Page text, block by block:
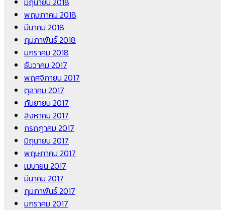
พฤษภาคม 2018
มีนาคม 2018
กุมภาพันธ์ 2018
มกราคม 2018
ธันวาคม 2017
พฤศจิกายน 2017
ตุลาคม 2017
กันยายน 2017
สิงหาคม 2017
กรกฎาคม 2017
มิถุนายน 2017
พฤษภาคม 2017
เมษายน 2017
มีนาคม 2017
กุมภาพันธ์ 2017
มกราคม 2017